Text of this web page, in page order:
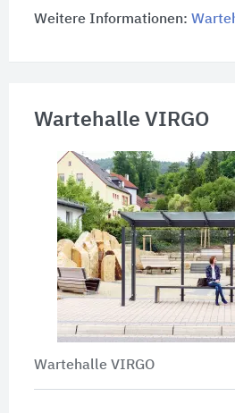
Weitere Informationen:
Wartehalle VIRGO
Wartehalle VIRGO